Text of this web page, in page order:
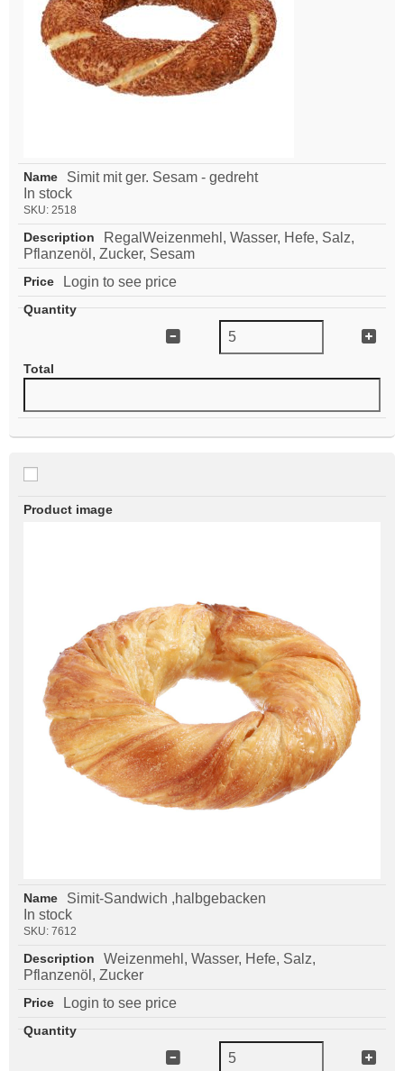
Simit mit ger. Sesam - gedreht
In stock
SKU: 2518
RegalWeizenmehl, Wasser, Hefe, Salz,
Pflanzenöl, Zucker, Sesam
Login to see price
Simit-Sandwich ,halbgebacken
In stock
SKU: 7612
Weizenmehl, Wasser, Hefe, Salz,
Pflanzenöl, Zucker
Login to see price